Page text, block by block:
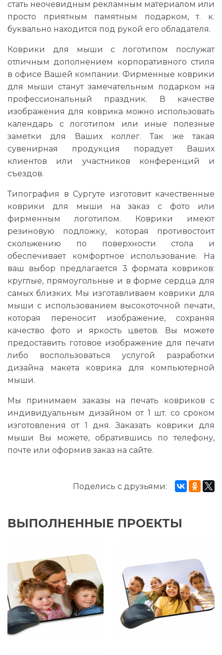
стать неочевидным рекламным материалом или
просто приятным памятным подарком, т. к.
буквально находится под рукой его обладателя.
Коврики для мыши с логотипом послужат
отличным дополнением корпоративного стиля
в офисе Вашей компании. Фирменные коврики
для мыши станут замечательным подарком на
профессиональный праздник. В качестве
изображения для коврика можно использовать
календарь с логотипом или иные полезные
заметки для Ваших коллег. Так же такая
сувенирная продукция порадует Ваших
клиентов или участников конференций и
съездов.
Типография в Сургуте изготовит качественные
коврики для мыши на заказ с фото или
фирменным логотипом. Коврики имеют
резиновую подложку, которая противостоит
скольжению по поверхности стола и
обеспечивает комфортное использование. На
ваш выбор предлагается 3 формата ковриков:
круглые, прямоугольные и в форме сердца для
самых близких. Мы изготавливаем коврики для
мыши с использованием высокоточной печати,
которая переносит изображение, сохраняя
качество фото и яркость цветов. Вы можете
предоставить готовое изображение для печати
либо воспользоваться услугой разработки
дизайна макета коврика для компьютерной
мыши.
Мы принимаем заказы на печать ковриков с
индивидуальным дизайном от 1 шт. со сроком
изготовления от 1 дня. Заказать коврики для
мыши Вы можете, обратившись по телефону,
почте или оформив заказ на сайте.
Поделись с друзьями:
ВЫПОЛНЕННЫЕ ПРОЕКТЫ